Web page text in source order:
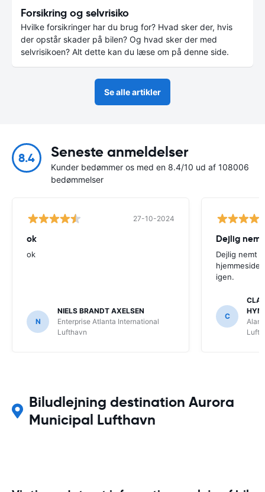
Forsikring og selvrisiko
Hvilke forsikringer har du brug for? Hvad sker der, hvis
der opstår skader på bilen? Og hvad sker der med
selvrisikoen? Alt dette kan du læse om på denne side.
Se alle artikler
8.4 Seneste anmeldelser
Kunder bedømmer os med en 8.4/10 ud af 108006
bedømmelser
27-10-2024
ok
ok
N
NIELS BRANDT AXELSEN
Enterprise Atlanta International
Lufthavn
Dejlig
Dejlig nemt
igen.
C
Biludlejning destination Aurora
Municipal Lufthavn